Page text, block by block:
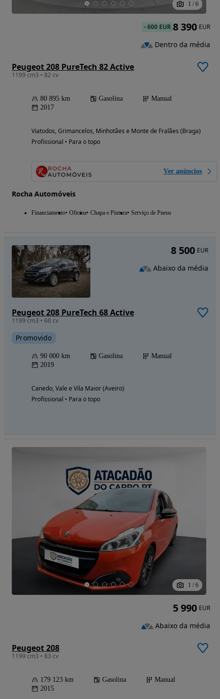
1 / 6
Peugeot 208 PureTech 82 Active
1199 cm3 • 82 cv
80 895 km Gasolina
Manual
2017
Viatodos, Grimancelos, Minhotães e Monte de Fralães (Braga)
Profissional • Para o topo
Ver anúncios
Rocha Automóveis
Financiamento Oficina Chapa e Pintura Serviço de Pneus
-600 EUR 8 390 EUR
Dentro da média
Peugeot 208 PureTech 68 Active
1199 cm3 • 68 cv
Promovido
90 000 km Gasolina
Manual
2019
Canedo, Vale e Vila Maior (Aveiro)
Profissional • Para o topo
8 500 EUR
Abaixo da média
1 / 6
Peugeot 208
1199 cm3 • 83 cv
179 123 km Gasolina
Manual
2015
5 990 EUR
Abaixo da média